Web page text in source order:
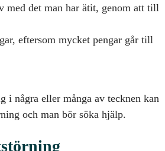
med det man har ätit, genom att till
eftersom mycket pengar går till
i några eller många av tecknen kan
och man bör söka hjälp.